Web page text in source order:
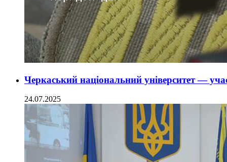
Черкаський національний університет —
24.07.2025